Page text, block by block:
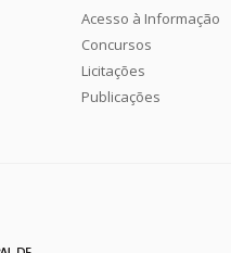
Acesso à Informação
Concursos
Licitações
Publicações